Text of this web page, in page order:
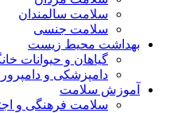
سلامت سالمندان
سلامت جنسی
بهداشت محیط زیست
گیاهان و حیوانات
دامپزشکی و
آموزش سلامت
سلامت فرهنگی و